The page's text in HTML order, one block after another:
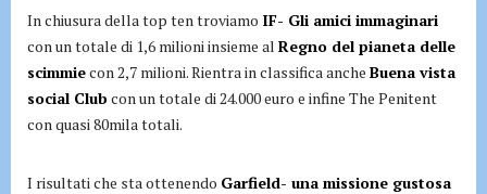
In chiusura della top ten troviamo IF- Gli amici immaginari
con un totale di 1,6 milioni insieme al Regno del pianeta delle
scimmiecon 2,7 milioni. Rientra in classifica anche Buena vista
social Club con un totale di 24.000 euro e infine The Penitent
con quasi 80mila totali.
I risultati che sta ottenendo Garfield- una missione gustosa